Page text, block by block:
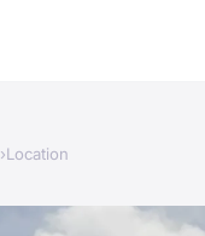
›Location